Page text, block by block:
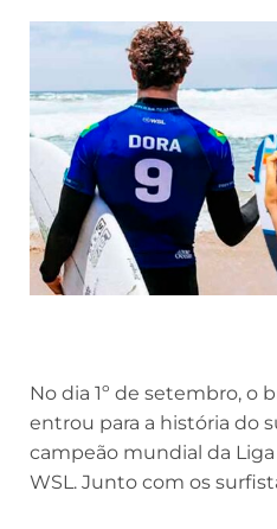
No dia 1º de setembro, o
entrou para a história do
campeão mundial da
WSL. Junto com os